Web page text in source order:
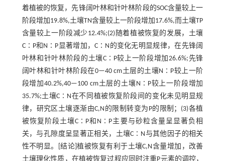
着植被的恢复，先锋阔叶林和针叶林阶段的SOC含量较上一
阶段增加19.8%,土壤TN含量较上一阶段增加17.6%,而土壤TP
含量较上一阶段减少12.4%;(2)随着植被恢复的发展，土壤
C∶P和N∶P显著增加，C∶N的变化无明显规律，在先锋阔
叶林和针叶林阶段的土壤C∶P较上一阶段增加26.6%;先锋
阔叶林和针叶林阶段在0—40 cm土层的土壤N∶P较上一阶
段增加40.2%,40—100 cm土层的土壤N∶P较上一阶段增加
35.7%;土壤C∶N在不同植被恢复阶段间的变化未见明显规
律，研究区土壤逐渐由C,N的限制转变为P的限制；(3)各植
被恢复阶段土壤C∶P和N∶P主要与砂粒含量呈显著负相
关，与孔隙度呈显著正相关，土壤C∶N与其他因子的相关
性不明显。[结论]植被恢复有利于土壤C,N含量增加，改善
土壤理化性质，在植被恢复过程应同时注重P元素的调控，